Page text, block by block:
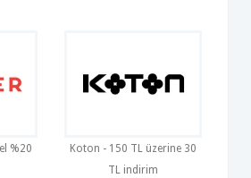
%20
Koton - 150 TL üzerine 30
TL indirim